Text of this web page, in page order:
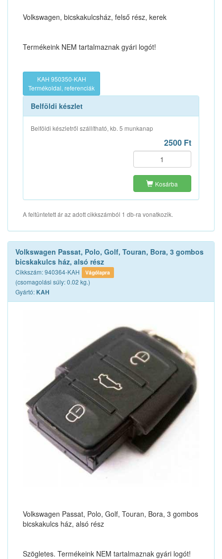
Volkswagen, bicskakulcsház, felső rész, kerek
Termékeink NEM tartalmaznak gyári logót!
KAH 950350-KAH
Termékoldal, referenciák
Belföldi készlet
Belföldi készletről szállítható, kb. 5 munkanap
2500 Ft
Kosárba
A feltüntetett ár az adott cikkszámból 1 db-ra vonatkozik.
Volkswagen Passat, Polo, Golf, Touran, Bora, 3 gombos
bicskakulcs ház, alsó rész
Cikkszám: 940364-KAH Vágólapra
(csomagolási súly: 0.02 kg.)
Gyártó: KAH
Volkswagen Passat, Polo, Golf, Touran, Bora, 3 gombos
bicskakulcs ház, alsó rész
Szögletes. Termékeink NEM tartalmaznak gyári logót!